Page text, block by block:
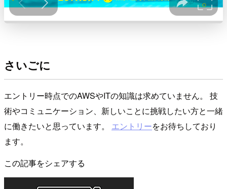
さいごに
エントリー時点でのAWSやITの知識は求めていません。 技
術やコミュニケーション、新しいことに挑戦したい方と一緒
に働きたいと思っています。 エントリーをお待ちしており
ます。
この記事をシェアする